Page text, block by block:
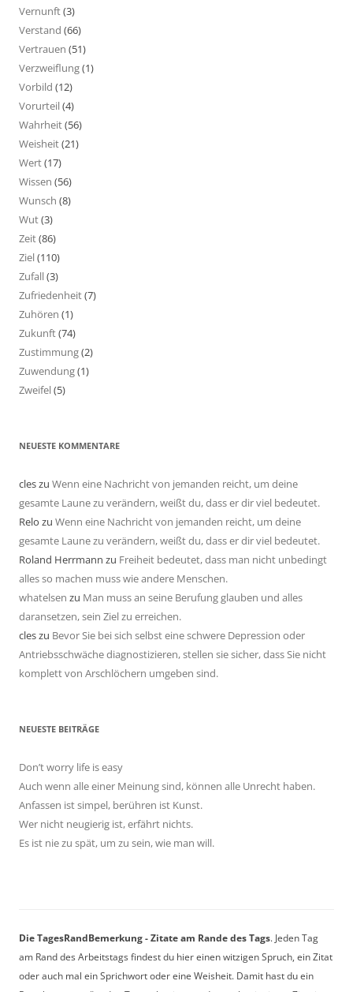
Vernunft(3)
Verstand (66)
Vertrauen (51)
Verzweiflung(1)
Vorbild (12)
Vorurteil(4)
Wahrheit(56)
Weisheit(21)
Wert(17)
Wissen (56)
Wunsch (8)
Wut(3)
Zeit(86)
Ziel(110)
Zufall(3)
Zufriedenheit(7)
Zuhören (1)
Zukunft(74)
Zustimmung(2)
Zuwendung(1)
Zweifel(5)
NEUESTE KOMMENTARE
cleszu Wenn eine Nachricht von jemanden reicht, um deine
gesamte Laune zu verändern, weißt du, dass er dir viel bedeutet.
Relo zu Wenn eine Nachricht von jemanden reicht, um deine
gesamte Laune zu verändern, weißt du, dass er dir viel bedeutet.
Roland Herrmann zu Freiheit bedeutet, dass man nicht unbedingt
alles so machen muss wie andere Menschen.
whatelsen zu Man muss an seine Berufung glauben und alles
daransetzen, sein Ziel zu erreichen.
cleszu Bevor Sie bei sich selbst eine schwere Depression oder
Antriebsschwäche diagnostizieren, stellen sie sicher, dass Sie nicht
komplett von Arschlöchern umgeben sind.
NEUESTE BEITRÄGE
Don’t worry life is easy
Auch wenn alle einer Meinung sind, können alle Unrecht haben.
Anfassen ist simpel, berühren ist Kunst.
Wer nicht neugierig ist, erfährt nichts.
Es ist nie zu spät, um zu sein, wie man will.
Die TagesRandBemerkung - Zitate am Rande des Tags. Jeden Tag
am Rand des Arbeitstags findest du hier einen witzigen Spruch, ein Zitat
oder auch mal ein Sprichwort oder eine Weisheit. Damit hast du ein